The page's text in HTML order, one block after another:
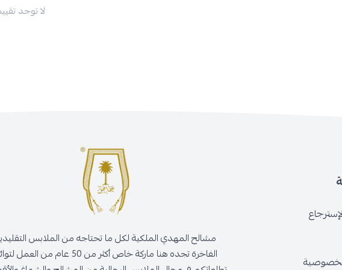
لا توجد
مشالح المهدي الملكية لكل ما تحتاجه من الملابس
الفاخرة تجده هنا ماركة خاص أكثر من 50 عام من